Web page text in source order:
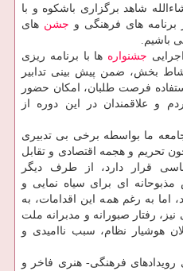
شاهد برگزاری باشكوه و با
برنامه های فرهنگی و جشن های
باشیم.
جشنواره ها با برنامه ریزی
بخش، ضمن پیش بینی تدابیر
فرصت طلبان، امكان حضور
و علاقمندان در این دوره از
ما بواسطه برخی بی تدبیری
تحریم و هجمه اقتصادی و تقابل
قرار دارد، از طرف دیگر
ای برای سیاه نمایی و
اما به رغم همه این اقدامات، به
رفتار صبورانه و مدبرانه ملت
هوشیار نظام، سبب ناامیدی و
رویدادهای فرهنگی- هنری فاخر و